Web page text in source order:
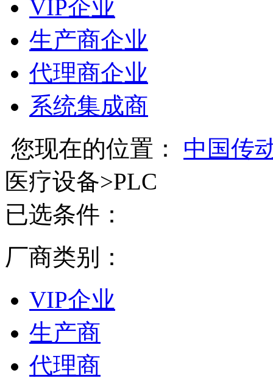
VIP企业
生产商企业
代理商企业
系统集成商
您现在的位置：
中国传
医疗设备>PLC
已选条件：
厂商类别：
VIP企业
生产商
代理商